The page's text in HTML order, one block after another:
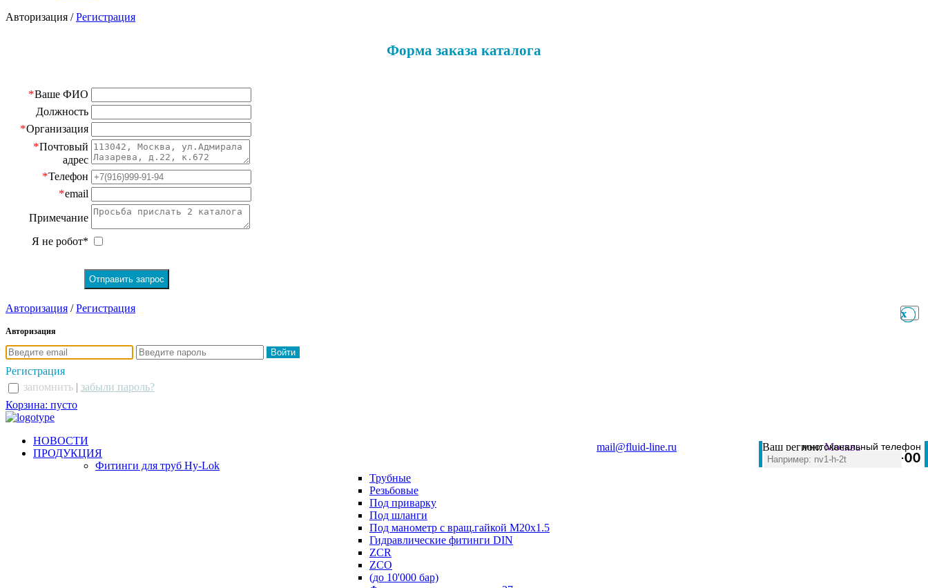
Авторизация /Регистрация
Форма заказа каталога
*Ваше ФИО
Должность
*Организация
*Почтовый
адрес
*Телефон
*email
Примечание
Я не робот*
Авторизация /Регистрация x
x
Авторизация
Регистрация
запомнить | забыли пароль?
Корзина: пусто
mail@fluid-line.ru многоканальный телефон
+7 (495) 984-41-00
Ваш регион:Москва
НОВОСТИ
ПРОДУКЦИЯ
Фитинги для труб Hy-Lok
Трубные
Резьбовые
Под приварку
Под шланги
Под манометр с вращ.гайкой M20x1.5
Гидравлические фитинги DIN
ZCR
ZCO
(до 10'000 бар)